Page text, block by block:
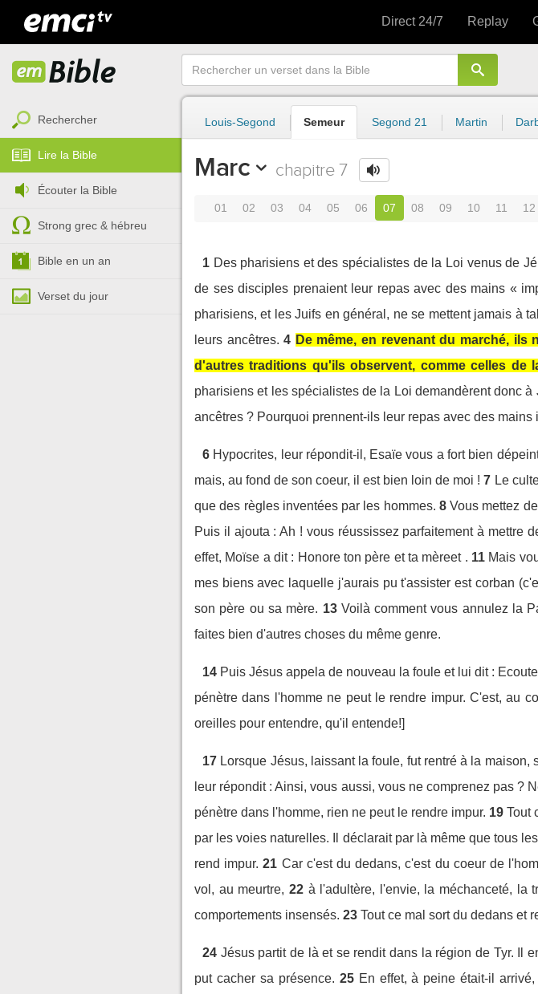
Direct 24/7 Replay
Rechercher
Lire la Bible
Écouter la Bible
Strong grec & hébreu
Bible en un an
Verset du jour
Louis-Segond Semeur Segond 21 Martin
Marc chapitre 7
01 02 03 04 05 06 07 08 09 10 11 12
1 Des pharisiens et des spécialistes de la Loi venus de
de ses disciples prenaient leur repas avec des mains «
pharisiens, et les Juifs en général, ne se mettent jamais à
leurs ancêtres. 4 De même, en revenant du marché,
d'autres traditions qu'ils observent, comme celles de
pharisiens et les spécialistes de la Loi demandèrent donc
ancêtres ? Pourquoi prennent-ils leur repas avec des mains
6 Hypocrites, leur répondit-il, Esaïe vous a fort bien
mais, au fond de son coeur, il est bien loin de moi ! 7 Le
que des règles inventées par les hommes. 8 Vous mettez
Puis il ajouta : Ah ! vous réussissez parfaitement à mettre
effet, Moïse a dit : Honore ton père et ta mèreet . 11 Mais
mes biens avec laquelle j'aurais pu t'assister est corban
son père ou sa mère. 13 Voilà comment vous annulez la
faites bien d'autres choses du même genre.
14 Puis Jésus appela de nouveau la foule et lui dit :
pénètre dans l'homme ne peut le rendre impur. C'est, au
oreilles pour entendre, qu'il entende!]
17 Lorsque Jésus, laissant la foule, fut rentré à la
leur répondit : Ainsi, vous aussi, vous ne comprenez pas ?
pénètre dans l'homme, rien ne peut le rendre impur. 19 Tout
par les voies naturelles. Il déclarait par là même que tous
rend impur. 21 Car c'est du dedans, c'est du coeur de
vol, au meurtre, 22 à l'adultère, l'envie, la méchanceté, la
comportements insensés. 23 Tout ce mal sort du dedans et
24 Jésus partit de là et se rendit dans la région de Tyr. Il
put cacher sa présence. 25 En effet, à peine était-il